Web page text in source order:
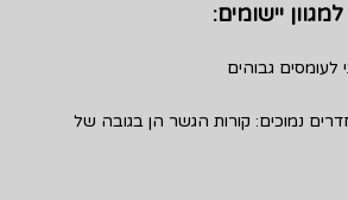
יישומים:
לעומסים גבוהים
נמוכים: קורות הגשר הן בגובה של